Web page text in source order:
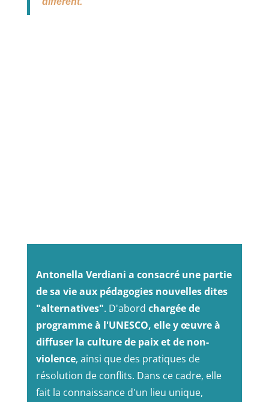
Antonella Verdiani a consacré une partie
de sa vie aux pédagogies nouvelles dites
"alternatives". D'abord chargée de
programme à l'UNESCO, elle y œuvre à
diffuser la culture de paix et de non-
violence, ainsi que des pratiques de
résolution de conflits. Dans ce cadre, elle
fait la connaissance d'un lieu unique,